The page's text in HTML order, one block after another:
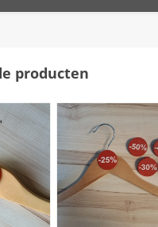
producten